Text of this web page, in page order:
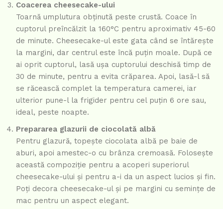
Coacerea cheesecake-ului
Toarnă umplutura obținută peste crustă. Coace în
cuptorul preîncălzit la 160°C pentru aproximativ 45-60
de minute. Cheesecake-ul este gata când se întărește
la margini, dar centrul este încă puțin moale. După ce
ai oprit cuptorul, lasă ușa cuptorului deschisă timp de
30 de minute, pentru a evita crăparea. Apoi, lasă-l să
se răcească complet la temperatura camerei, iar
ulterior pune-l la frigider pentru cel puțin 6 ore sau,
ideal, peste noapte.
Prepararea glazurii de ciocolată albă
Pentru glazură, topește ciocolata albă pe baie de
aburi, apoi amestec-o cu brânza cremoasă. Folosește
această compoziție pentru a acoperi superiorul
cheesecake-ului și pentru a-i da un aspect lucios și fin.
Poți decora cheesecake-ul și pe margini cu semințe de
mac pentru un aspect elegant.